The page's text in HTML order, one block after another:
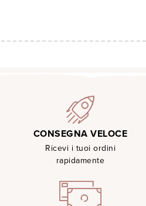
CONSEGNA VELOCE
Ricevi i tuoi ordini
rapidamente